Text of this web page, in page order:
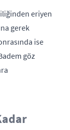
eriyen
gerek
ise
göz